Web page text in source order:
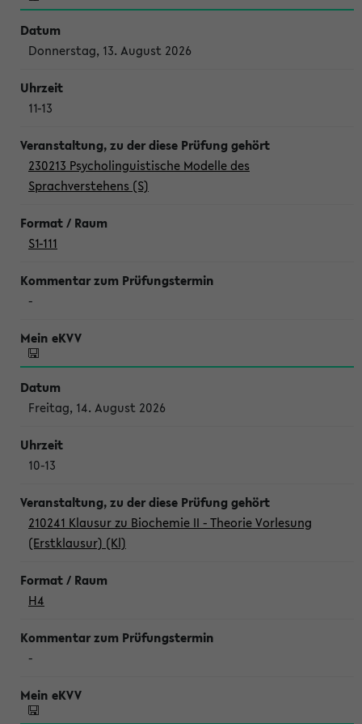
Donnerstag, 13. August 2026
11-13
230213 Psycholinguistische Modelle des
Sprachverstehens (S)
S1-111
-
Freitag, 14. August 2026
10-13
210241 Klausur zu Biochemie II - Theorie Vorlesung
(Erstklausur) (Kl)
H4
-